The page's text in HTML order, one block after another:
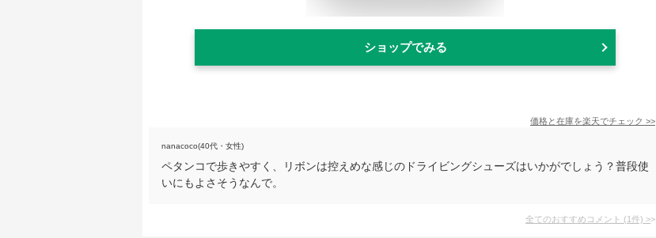
ショップでみる
価格と在庫を楽天でチェック >>
nanacoco(40代・女性)
ペタンコで歩きやすく、リボンは控えめな感じのドライビングシューズはいかがでしょう？普段使
いにもよさそうなんで。
全てのおすすめコメント (1件) >